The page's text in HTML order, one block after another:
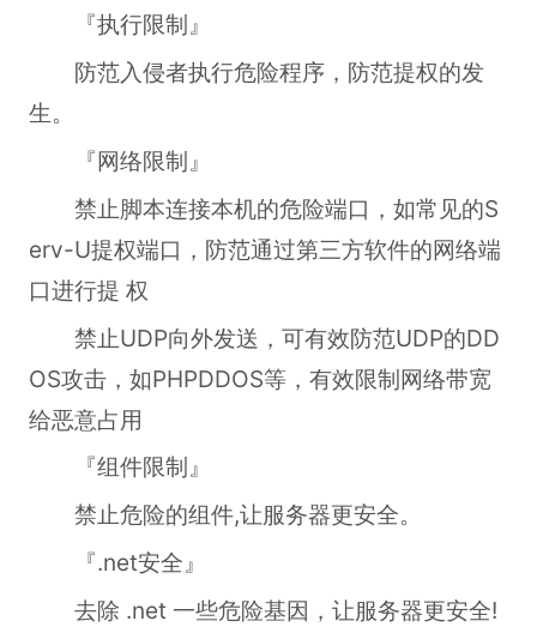
『执行限制』
防范入侵者执行危险程序，防范提权的发
生。
『网络限制』
禁止脚本连接本机的危险端口，如常见的S
erv-U提权端口，防范通过第三方软件的网络端
口进行提 权
禁止UDP向外发送，可有效防范UDP的DD
OS攻击，如PHPDDOS等，有效限制网络带宽
给恶意占用
『组件限制』
禁止危险的组件,让服务器更安全。
『.net安全』
去除 .net 一些危险基因，让服务器更安全!